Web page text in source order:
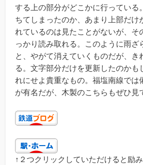
する上の部分がどこかに行っている
ちてしまったのか、あまり上部だけ
れているのは見たことがないが、そ
っかり読み取れる。このように雨ざ
と、やがて消えていくものだが、き
る。文字部分だけを更新したのかも
れにせよ貴重なもの。福塩南線では
が有名だが、木製のこちらもぜひ見
↑２つクリックしていただけると励